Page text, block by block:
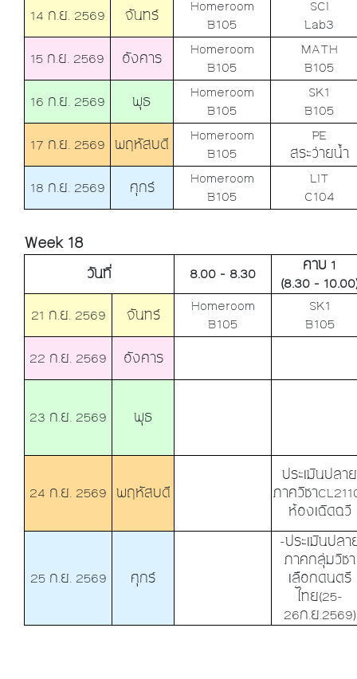
14 ก.ย. 2569
จันทร์
Homeroom
B105
SCI
Lab3
15 ก.ย. 2569
อังคาร
Homeroom
B105
MATH
B105
16 ก.ย. 2569
พุธ
Homeroom
B105
SK1
B105
17 ก.ย. 2569 พฤหัสบดี
Homeroom
B105
PE
สระว่ายน้ำ
18 ก.ย. 2569
ศุกร์
Homeroom
B105
LIT
C104
Week 18
วันที่ 8.00 - 8.30
คาบ 1
(8.30 -
21 ก.ย. 2569
จันทร์
Homeroom
B105
SK1
B105
22 ก.ย. 2569
อังคาร
23 ก.ย. 2569 พุธ
24 ก.ย. 2569 พฤหัสบดี
ประเมินปลาย
ภาควิชา
ห้องเฉิดฉวี
25 ก.ย. 2569 ศุกร์
-ประเมินปลา
ภาคกลุ่มวิชา
เลือกดนตรี
ไทย(25-
26ก.ย.2569)